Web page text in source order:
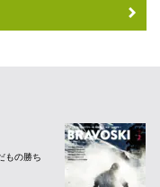
もの勝ち